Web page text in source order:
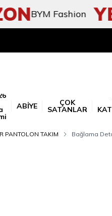
BYM Fashion
ABİYE ÇOK
SATANLAR
PANTOLON TAKIM Bağlama